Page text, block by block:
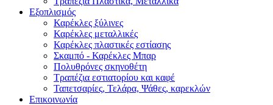
Εξοπλισμός
Καρέκλες ξύλινες
Καρέκλες μεταλλικές
Καρέκλες πλαστικές εστίασης
Σκαμπό - Καρέκλες Μπαρ
Πολυθρόνες σκηνοθέτη
Τραπέζια εστιατορίου και καφέ
Ταπετσαρίες, Τελάρα, Ψάθες, καρεκλών
Επικοινωνία